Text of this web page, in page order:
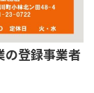
登録事業者